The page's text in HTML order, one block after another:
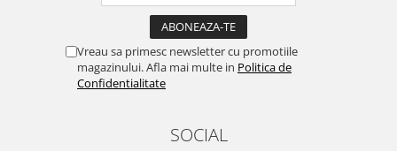
Vreau sa primesc newsletter cu promotiile
magazinului. Afla mai multe in Politica de
Confidentialitate
SOCIAL